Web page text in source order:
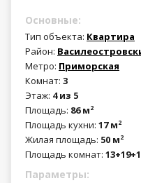
Основные:
Тип объекта: Квартира
Район:
Метро: Приморская
Комнат: 3
Этаж: 4 из 5
Площадь: 86 м2
Площадь кухни: 17 м2
Жилая площадь: 50 м2
Площадь комнат:
Параметры: